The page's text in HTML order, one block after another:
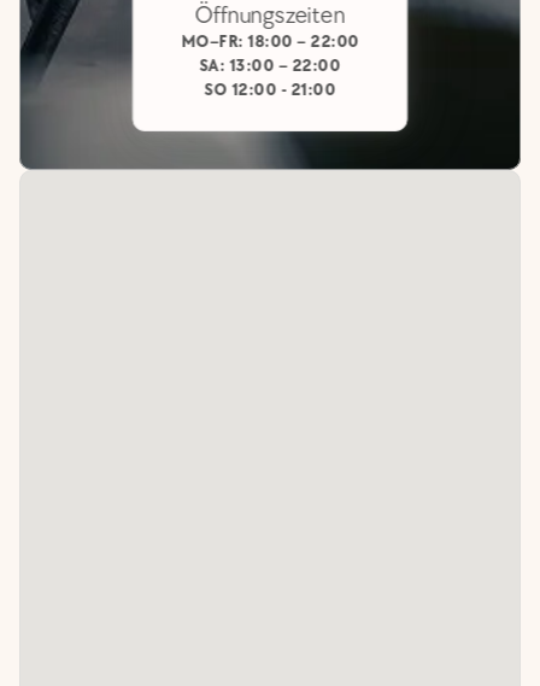
Öffnungszeiten
MO–FR: 18:00 – 22:00
SA: 13:00 – 22:00
SO 12:00 - 21:00